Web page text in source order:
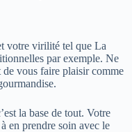
votre virilité tel que La
par exemple. Ne
vous faire plaisir comme
la base de tout. Votre
en prendre soin avec le